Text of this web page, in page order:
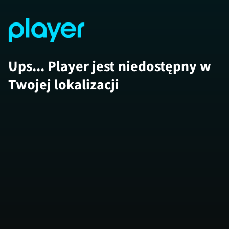
Ups... Player jest niedostępny w
Twojej lokalizacji